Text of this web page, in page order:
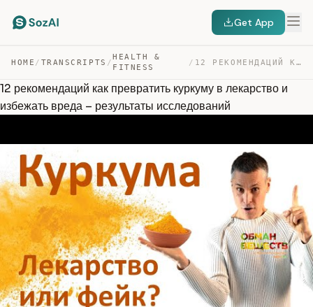
Get App
HOME / TRANSCRIPTS /
HEALTH &
FITNESS
/ 12 РЕКОМЕНДАЦИЙ КАК ПРЕВРАТИТЬ КУРКУМУ В ЛЕКАРСТВО И ИЗ… — TRANSCRIPT
12 рекомендаций как превратить куркуму в лекарство и
избежать вреда – результаты исследований